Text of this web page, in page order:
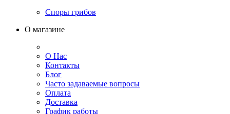
Споры грибов
О магазине
О Нас
Контакты
Блог
Часто задаваемые вопросы
Оплата
Доставка
График работы